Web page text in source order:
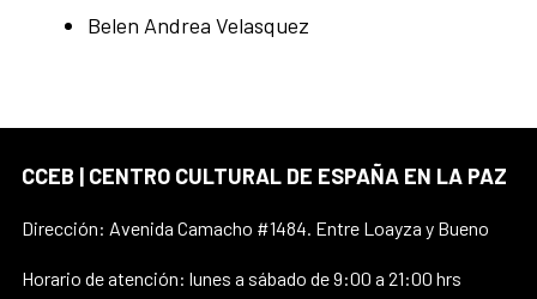
Belen Andrea Velasquez
CCEB | CENTRO CULTURAL DE ESPAÑA EN LA PAZ
Dirección: Avenida Camacho #1484. Entre Loayza y Bueno
Horario de atención: lunes a sábado de 9:00 a 21:00 hrs